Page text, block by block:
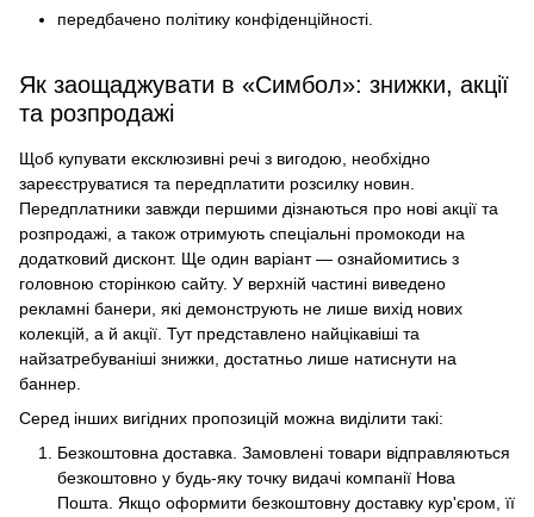
передбачено політику конфіденційності.
Як заощаджувати в «Симбол»: знижки, акції
та розпродажі
Щоб купувати ексклюзивні речі з вигодою, необхідно
зареєструватися та передплатити розсилку новин.
Передплатники завжди першими дізнаються про нові акції та
розпродажі, а також отримують спеціальні промокоди на
додатковий дисконт. Ще один варіант — ознайомитись з
головною сторінкою сайту. У верхній частині виведено
рекламні банери, які демонструють не лише вихід нових
колекцій, а й акції. Тут представлено найцікавіші та
найзатребуваніші знижки, достатньо лише натиснути на
баннер.
Серед інших вигідних пропозицій можна виділити такі:
Безкоштовна доставка. Замовлені товари відправляються
безкоштовно у будь-яку точку видачі компанії Нова
Пошта. Якщо оформити безкоштовну доставку кур'єром, її